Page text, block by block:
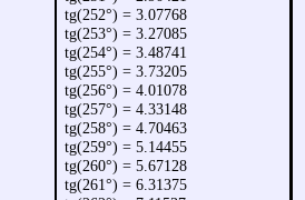
tg(252°) = 3.07768
tg(253°) = 3.27085
tg(254°) = 3.48741
tg(255°) = 3.73205
tg(256°) = 4.01078
tg(257°) = 4.33148
tg(258°) = 4.70463
tg(259°) = 5.14455
tg(260°) = 5.67128
tg(261°) = 6.31375